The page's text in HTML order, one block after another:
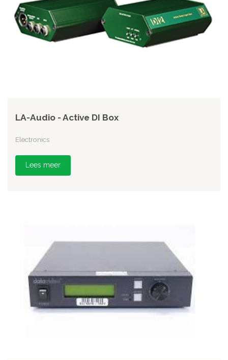
LA-Audio - Active DI Box
Electronics
Lees meer